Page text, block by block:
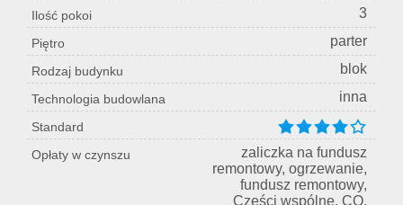
Ilość pokoi 3
Piętro parter
Rodzaj budynku blok
Technologia budowlana inna
Standard
Opłaty w czynszu
zaliczka na fundusz
remontowy, ogrzewanie,
fundusz remontowy,
Części wspólne, CO,